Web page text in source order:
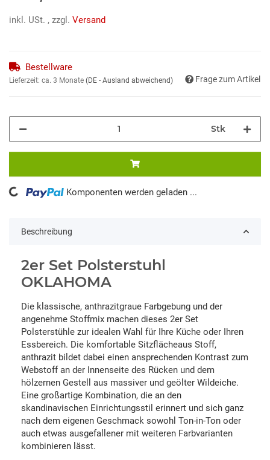
inkl. USt. , zzgl. Versand
Bestellware
Lieferzeit: ca. 3 Monate (DE - Ausland abweichend) Frage zum Artikel
Stk
Komponenten werden geladen ...
Beschreibung
2er Set Polsterstuhl
OKLAHOMA
Die klassische, anthrazitgraue Farbgebung und der
angenehme Stoffmix machen dieses 2er Set
Polsterstühle zur idealen Wahl für Ihre Küche oder Ihren
Essbereich. Die komfortable Sitzflächeaus Stoff,
anthrazit bildet dabei einen ansprechenden Kontrast zum
Webstoff an der Innenseite des Rücken und dem
hölzernen Gestell aus massiver und geölter Wildeiche.
Eine großartige Kombination, die an den
skandinavischen Einrichtungsstil erinnert und sich ganz
nach dem eigenen Geschmack sowohl Ton-in-Ton oder
auch etwas ausgefallener mit weiteren Farbvarianten
kombinieren lässt.